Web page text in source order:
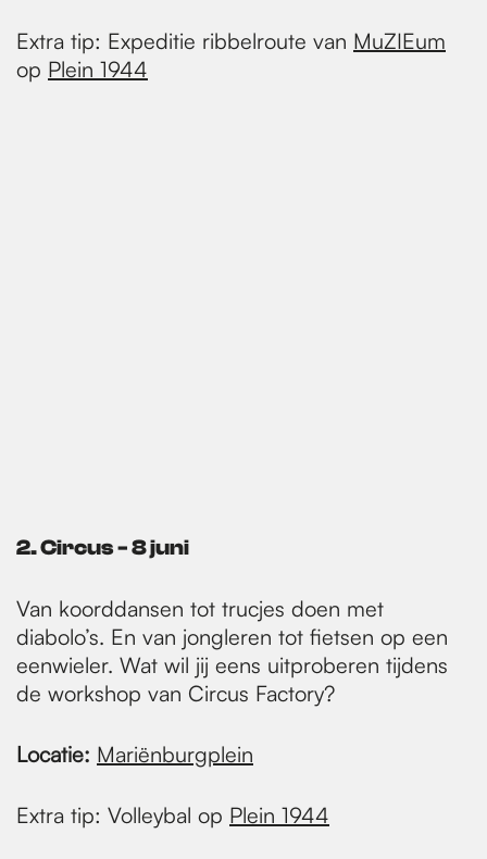
Extra tip: Expeditie ribbelroute van MuZIEum
op Plein 1944
2. Circus - 8 juni
Van koorddansen tot trucjes doen met
diabolo’s. En van jongleren tot fietsen op een
eenwieler. Wat wil jij eens uitproberen tijdens
de workshop van Circus Factory?
Locatie: Mariënburgplein
Extra tip: Volleybal op Plein 1944